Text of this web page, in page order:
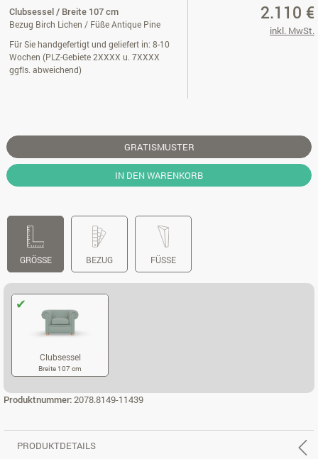
Clubsessel / Breite 107 cm
Bezug Birch Lichen / Füße Antique Pine
Für Sie handgefertigt und geliefert in: 8-10
Wochen (PLZ-Gebiete 2XXXX u. 7XXXX
ggfls. abweichend)
2.110 €
inkl. MwSt.
GRATISMUSTER
IN DEN WARENKORB
GRÖSSE BEZUG FÜSSE
Clubsessel
Breite 107 cm
Produktnummer:2078.8149-11439
PRODUKTDETAILS